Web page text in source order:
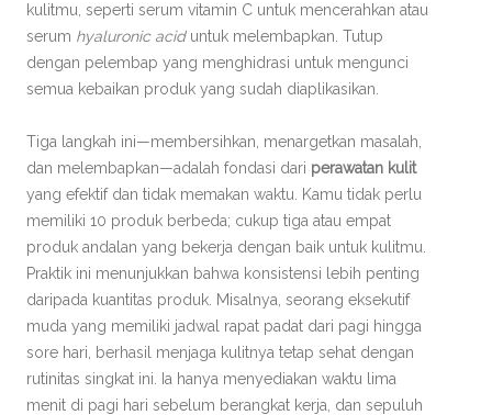
kulitmu, seperti serum vitamin C untuk mencerahkan atau
serum hyaluronic aciduntuk melembapkan. Tutup
dengan pelembap yang menghidrasi untuk mengunci
semua kebaikan produk yang sudah diaplikasikan.
Tiga langkah ini—membersihkan, menargetkan masalah,
dan melembapkan—adalah fondasi dari perawatan kulit
yang efektif dan tidak memakan waktu. Kamu tidak perlu
memiliki 10 produk berbeda; cukup tiga atau empat
produk andalan yang bekerja dengan baik untuk kulitmu.
Praktik ini menunjukkan bahwa konsistensi lebih penting
daripada kuantitas produk. Misalnya, seorang eksekutif
muda yang memiliki jadwal rapat padat dari pagi hingga
sore hari, berhasil menjaga kulitnya tetap sehat dengan
rutinitas singkat ini. Ia hanya menyediakan waktu lima
menit di pagi hari sebelum berangkat kerja, dan sepuluh